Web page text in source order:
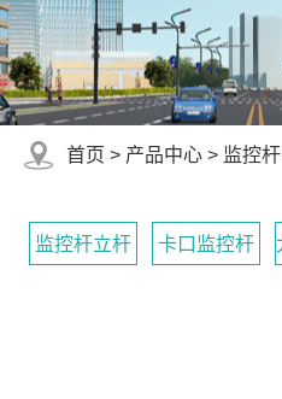
首页 > 产品中心 > 监控杆
监控杆立杆 卡口监控杆